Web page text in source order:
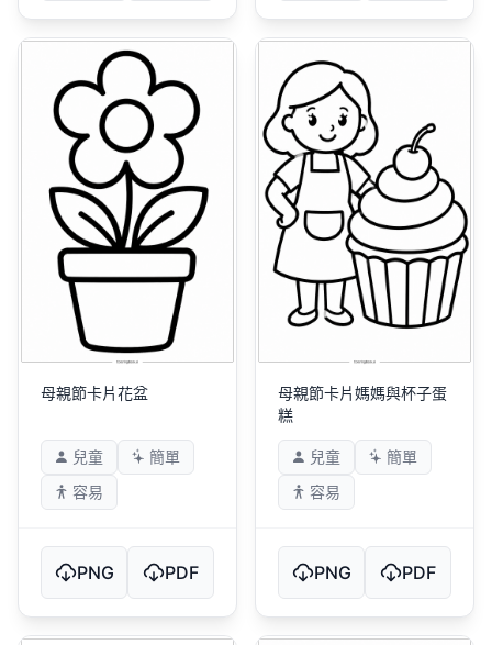
母親節卡片花盆
兒童
簡單
容易
PNG PDF
母親節卡片媽媽與杯子蛋
糕
兒童
簡單
容易
PNG PDF